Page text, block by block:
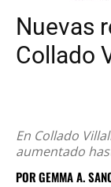
Nuevas
Collado
En Collado
aumentado
PORGEMMA A.